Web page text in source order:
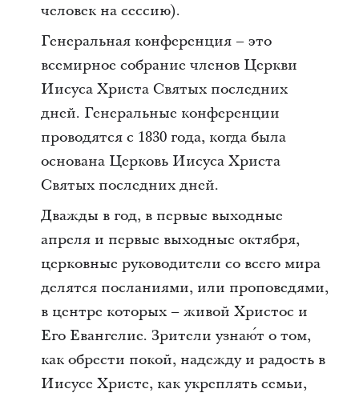
человек на сессию).
Генеральная конференция – это
всемирное собрание членов Церкви
Иисуса Христа Святых последних
дней. Генеральные конференции
проводятся с 1830 года, когда была
основана Церковь Иисуса Христа
Святых последних дней.
Дважды в год, в первые выходные
апреля и первые выходные октября,
церковные руководители со всего мира
делятся посланиями, или проповедями,
в центре которых – живой Христос и
Его Евангелие. Зрители узнаю́т о том,
как обрести покой, надежду и радость в
Иисусе Христе, как укреплять семьи,